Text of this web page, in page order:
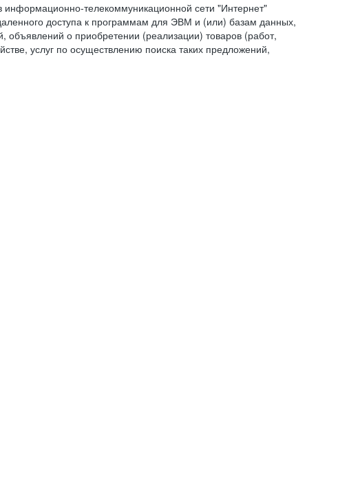
информационно-телекоммуникационной сети "Интернет"
доступа к программам для ЭВМ и (или) базам данных,
о приобретении (реализации) товаров (работ,
услуг по осуществлению поиска таких предложений,